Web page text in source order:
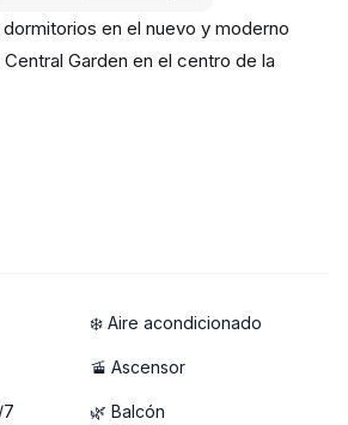
en el nuevo y moderno
Garden en el centro de la
y lavavajillas
disponible (+100€)
❄️ Aire acondicionado
🚡 Ascensor
7 🌿 Balcón